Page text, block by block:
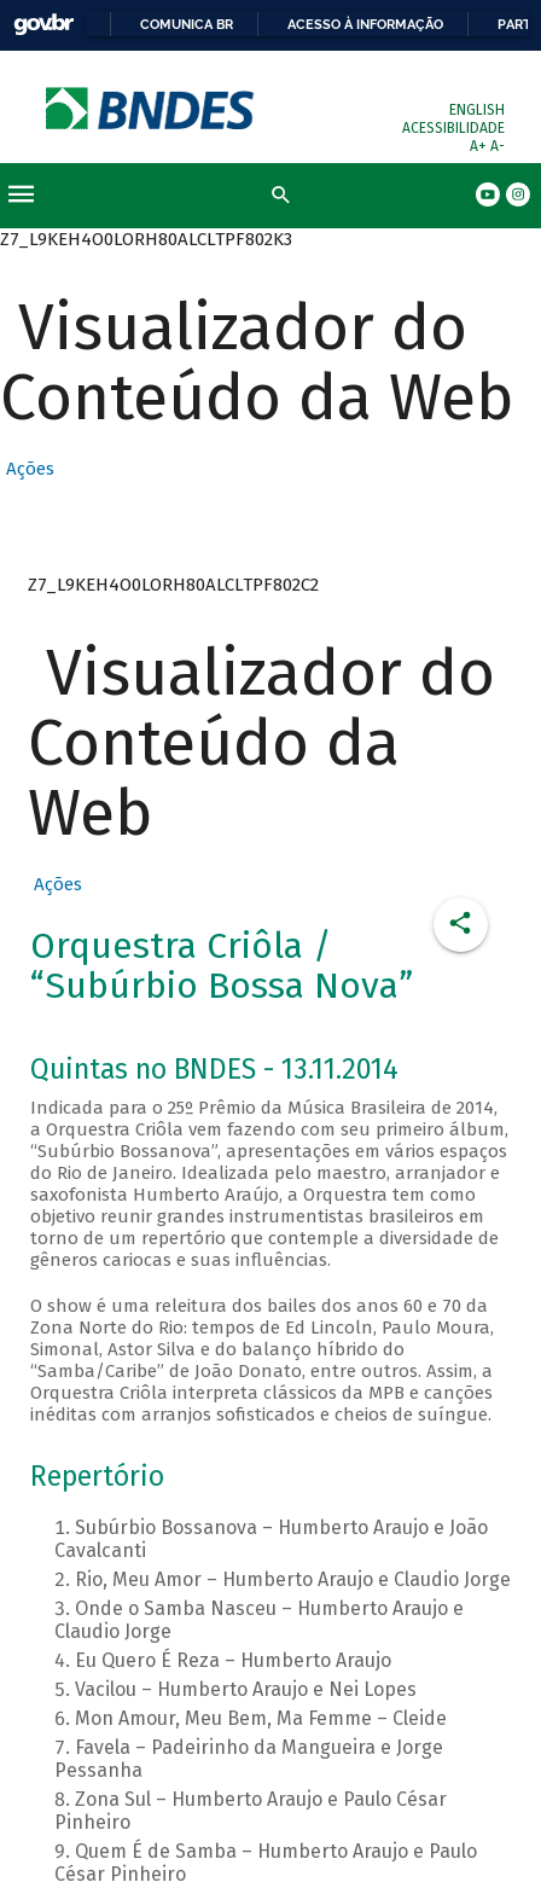
COMUNICA BR ACESSO À INFORMAÇÃO
ENGLISH
ACESSIBILIDADE
A+ A-
Z7_L9KEH4O0LORH80ALCLTPF802K3
Visualizador do
Conteúdo da Web
Ações
Z7_L9KEH4O0LORH80ALCLTPF802C2
Visualizador do
Conteúdo da
Web
Ações
Orquestra Criôla /
“Subúrbio Bossa Nova”
Quintas no BNDES - 13.11.2014
Indicada para o 25º Prêmio da Música Brasileira de 2014,
a Orquestra Criôla vem fazendo com seu primeiro álbum,
“Subúrbio Bossanova”, apresentações em vários espaços
do Rio de Janeiro. Idealizada pelo maestro, arranjador e
saxofonista Humberto Araújo, a Orquestra tem como
objetivo reunir grandes instrumentistas brasileiros em
torno de um repertório que contemple a diversidade de
gêneros cariocas e suas influências.
O show é uma releitura dos bailes dos anos 60 e 70 da
Zona Norte do Rio: tempos de Ed Lincoln, Paulo Moura,
Simonal, Astor Silva e do balanço híbrido do
“Samba/Caribe” de João Donato, entre outros. Assim, a
Orquestra Criôla interpreta clássicos da MPB e canções
inéditas com arranjos sofisticados e cheios de suíngue.
Repertório
Subúrbio Bossanova – Humberto Araujo e João
Cavalcanti
Rio, Meu Amor – Humberto Araujo e Claudio Jorge
Onde o Samba Nasceu – Humberto Araujo e
Claudio Jorge
Eu Quero É Reza – Humberto Araujo
Vacilou – Humberto Araujo e Nei Lopes
Mon Amour, Meu Bem, Ma Femme – Cleide
Favela – Padeirinho da Mangueira e Jorge
Pessanha
Zona Sul – Humberto Araujo e Paulo César
Pinheiro
Quem É de Samba – Humberto Araujo e Paulo
César Pinheiro